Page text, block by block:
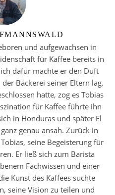
und aufgewachsen in
für Kaffee bereits in
dafür machte er den Duft
Bäckerei seiner Eltern lag.
hatte, zog es Tobias
für Kaffee führte ihn
in Honduras und später El
genau ansah. Zurück in
seine Begeisterung für
Er ließ sich zum Barista
Fachwissen und einer
Kunst des Kaffees suchte
seine Vision zu teilen und